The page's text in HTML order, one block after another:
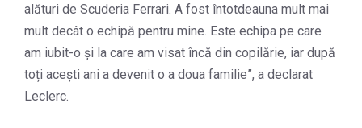
alături de Scuderia Ferrari. A fost întotdeauna mult mai
mult decât o echipă pentru mine. Este echipa pe care
am iubit-o și la care am visat încă din copilărie, iar după
toți acești ani a devenit o a doua familie”, a declarat
Leclerc.